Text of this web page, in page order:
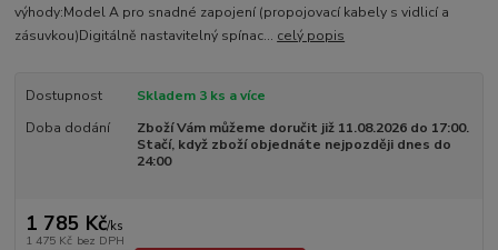
výhody:Model A pro snadné zapojení (propojovací kabely s vidlicí a
zásuvkou)Digitálně nastavitelný spínac... celý popis
Dostupnost
Skladem 3 ks a více
Doba dodání
Zboží Vám můžeme doručit již 11.08.2026 do 17:00.
Stačí, když zboží objednáte nejpozději dnes do
24:00
1 785 Kč/ks
1 475 Kč bez DPH